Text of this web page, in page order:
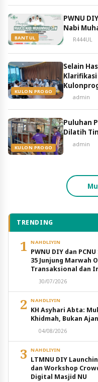
BANTUL
PWNU
Nabi
R444UL
KULON PROGO
Selain
Klarifikasi
admin
KULON PROGO
Puluhan
Dilatih
admin
TRENDING
1 NAHDLIYIN
PWNU DIY dan
35 Junjung Marwah
Transaksional dan
30/07/2026
2 NAHDLIYIN
KH Asyhari Abta:
Khidmah, Bukan
04/08/2026
3 NAHDLIYIN
LTMNU DIY
dan Workshop
Digital Masjid NU